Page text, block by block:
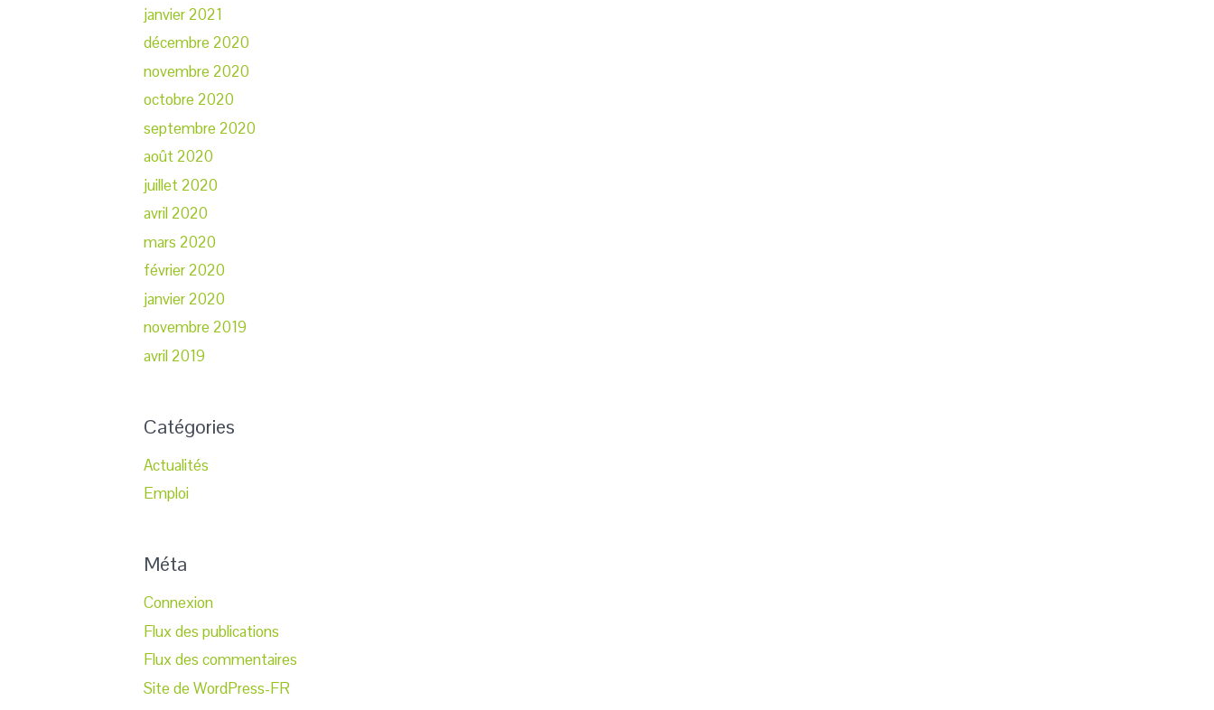
janvier 2021
décembre 2020
novembre 2020
octobre 2020
septembre 2020
août 2020
juillet 2020
avril 2020
mars 2020
février 2020
janvier 2020
novembre 2019
avril 2019
Catégories
Actualités
Emploi
Méta
Connexion
Flux des publications
Flux des commentaires
Site de WordPress-FR